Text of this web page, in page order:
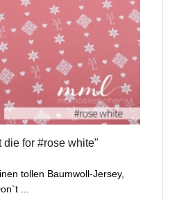
die for #rose white"
tollen Baumwoll-Jersey,
...